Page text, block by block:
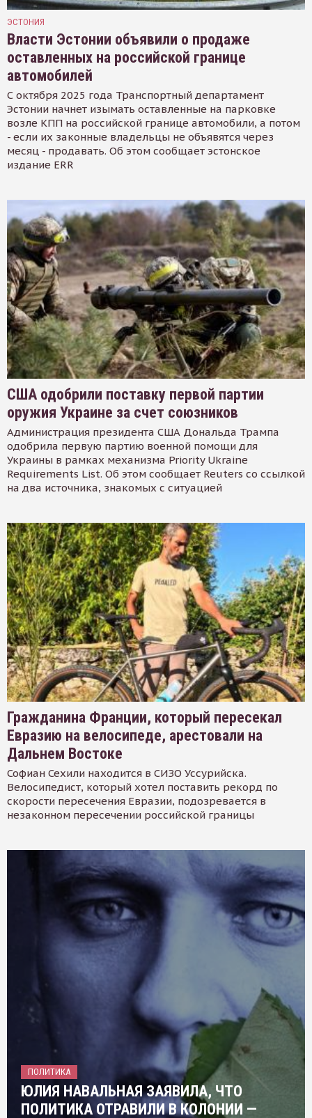
ЭСТОНИЯ
Власти Эстонии объявили о продаже
оставленных на российской границе
автомобилей
С октября 2025 года Транспортный департамент
Эстонии начнет изымать оставленные на парковке
возле КПП на российской границе автомобили, а потом
- если их законные владельцы не объявятся через
месяц - продавать. Об этом сообщает эстонское
издание ERR
США одобрили поставку первой партии
оружия Украине за счет союзников
Администрация президента США Дональда Трампа
одобрила первую партию военной помощи для
Украины в рамках механизма Priority Ukraine
Requirements List. Об этом сообщает Reuters со ссылкой
на два источника, знакомых с ситуацией
Гражданина Франции, который пересекал
Евразию на велосипеде, арестовали на
Дальнем Востоке
Софиан Сехили находится в СИЗО Уссурийска.
Велосипедист, который хотел поставить рекорд по
скорости пересечения Евразии, подозревается в
незаконном пересечении российской границы
ПОЛИТИКА
ЮЛИЯ НАВАЛЬНАЯ ЗАЯВИЛА, ЧТО
ПОЛИТИКА ОТРАВИЛИ В КОЛОНИИ —